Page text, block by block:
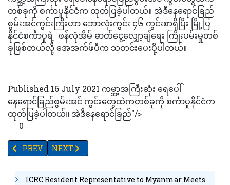
တစ်ခုကို စင်္ကာပူနိုင်ငံက ထုတ်ပြခဲ့ပါတယ်။ အဲဒီနေရောင်ခြည်
စွမ်းအင်ကွင်းကြီးဟာ ဘောလုံးကွင်း ၄၆ ကွင်းစာရှိပြီး မြို့ပြ
နိုင်ငံစင်္ကာပူရဲ့ ဖန်လုံအိမ် ဓာတ်ငွေ့လျှော့ချ်ရေး ကြိုးပမ်းမှုတစ်
ခုဖြစ်တယ်လို့ အေအက်ဖ်ပီက သတင်းပေးပို့ပါတယ်။
Published 16 July 2021 ကမ္ဘာ့အကြီးဆုံး ရေပေါ်
နေရောင်ခြည်စွမ်းအင် ကွင်းတွေထဲကတစ်ခုကို စင်္ကာပူနိုင်ငံက
ထုတ်ပြခဲ့ပါတယ်။ အဲဒီနေရောင်ခြည်"/>
0
PREVIOUS ARTICLE: မြစ်ရေကြီးလာသဖြင့် နယ်သာလန်တွင် လူထော
PREV NEXT ARTICLE: ပါကစ္စတန်တွင် ဘတ်စ်ကားတစ်စီးပ
NEXT
ICRC Resident Representative to Myanmar Meets